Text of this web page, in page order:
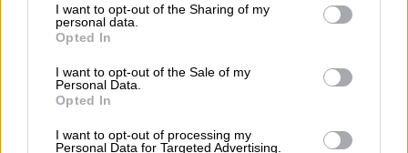
not limited to your visit or usage behaviour. You may click to
grant or deny consent to Google and its third-party tags to
use your data for below specified purposes in below Google
consent section.
I want to opt-out of the Sharing of my
personal data.
Opted In
I want to opt-out of the Sale of my
Personal Data.
Opted In
I want to opt-out of processing my
Personal Data for Targeted Advertising.